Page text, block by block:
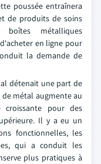
poussée entraînera
de produits de soins
métalliques
en ligne pour
la demande de
détenait une part de
de métal augmente au
pour des
Il y a eu un
fonctionnelles, les
qui a conduit les
plus pratiques à